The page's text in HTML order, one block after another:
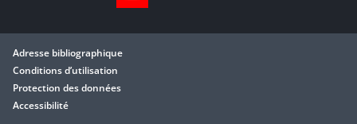
Adresse bibliographique
Conditions d’utilisation
Protection des données
Accessibilité